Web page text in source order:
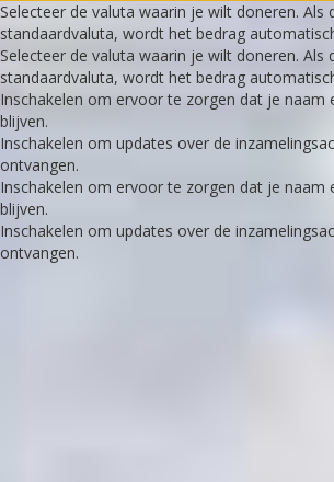
Selecteer de valuta waarin je wilt doneren. Als
standaardvaluta, wordt het bedrag
Selecteer de valuta waarin je wilt doneren. Als
standaardvaluta, wordt het bedrag
Inschakelen om ervoor te zorgen dat je naam
blijven.
Inschakelen om updates over de
ontvangen.
Inschakelen om ervoor te zorgen dat je naam
blijven.
Inschakelen om updates over de
ontvangen.